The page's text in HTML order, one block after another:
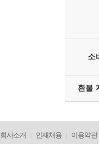
소
환불
회사소개 인재채용 이용약관